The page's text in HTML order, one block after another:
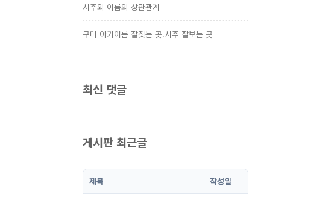
사주와 이름의 상관관계
구미 아기이름 잘짓는 곳.사주 잘보는 곳
최신 댓글
게시판 최근글
제목 작성일